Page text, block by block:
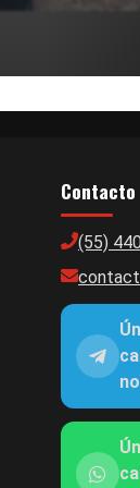
Contacto
(55)